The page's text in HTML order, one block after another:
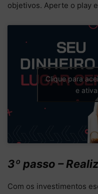
objetivos. Aperte o play
Clique para
e
3º passo –
Com os investimentos